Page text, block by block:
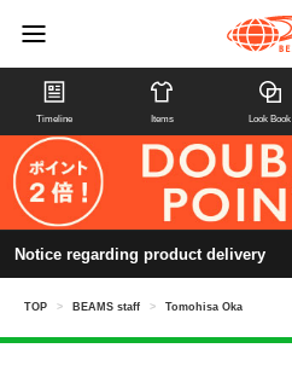
Timeline Items Look Book
Notice regarding product delivery
TOP > BEAMS staff > Tomohisa Oka